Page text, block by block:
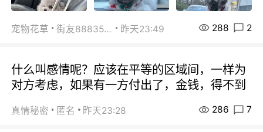
宠物花草 街友88835518 昨天23:49 288 2
什么叫感情呢？应该在平等的区域间，一样为
对方考虑，如果有一方付出了，金钱，得不到
真情秘密 匿名 昨天23:28 286 7